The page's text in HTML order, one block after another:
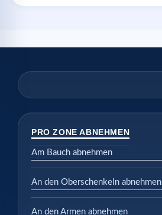
PRO ZONE ABNEHMEN
Am Bauch abnehmen
An den Oberschenkeln abnehmen
An den Armen abnehmen